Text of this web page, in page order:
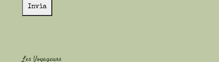
Les Voyageurs